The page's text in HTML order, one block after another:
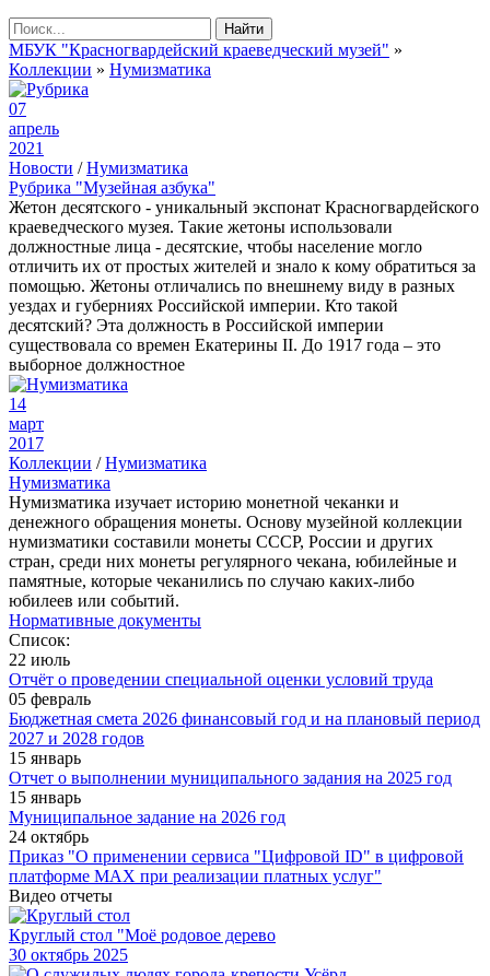
Найти
МБУК "Красногвардейский краеведческий музей" »
Коллекции » Нумизматика
07
апрель
2021
Новости /Нумизматика
Рубрика "Музейная азбука"
Жетон десятского - уникальный экспонат Красногвардейского
краеведческого музея. Такие жетоны использовали
должностные лица - десятские, чтобы население могло
отличить их от простых жителей и знало к кому обратиться за
помощью. Жетоны отличались по внешнему виду в разных
уездах и губерниях Российской империи. Кто такой
десятский? Эта должность в Российской империи
существовала со времен Екатерины II. До 1917 года – это
выборное должностное
14
март
2017
Коллекции /Нумизматика
Нумизматика
Нумизматика изучает историю монетной чеканки и
денежного обращения монеты. Основу музейной коллекции
нумизматики составили монеты СССР, России и других
стран, среди них монеты регулярного чекана, юбилейные и
памятные, которые чеканились по случаю каких-либо
юбилеев или событий.
Нормативные документы
Список:
22 июль
Отчёт о проведении специальной оценки условий труда
05 февраль
Бюджетная смета 2026 финансовый год и на плановый период
2027 и 2028 годов
15 январь
Отчет о выполнении муниципального задания на 2025 год
15 январь
Муниципальное задание на 2026 год
24 октябрь
Приказ "О применении сервиса "Цифровой ID" в цифровой
платформе МАХ при реализации платных услуг"
Видео отчеты
Круглый стол "Моё родовое дерево
30 октябрь 2025